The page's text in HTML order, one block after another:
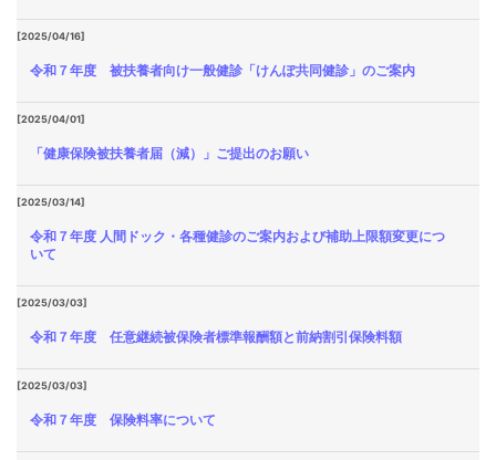
[2025/04/16]
令和７年度 被扶養者向け一般健診「けんぽ共同健診」のご案内
[2025/04/01]
「健康保険被扶養者届（減）」ご提出のお願い
[2025/03/14]
令和７年度 人間ドック・各種健診のご案内および補助上限額変更につ
いて
[2025/03/03]
令和７年度 任意継続被保険者標準報酬額と前納割引保険料額
[2025/03/03]
令和７年度 保険料率について